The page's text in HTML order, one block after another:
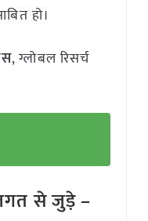
हो।
, ग्लोबल रिसर्च
से जुड़े –